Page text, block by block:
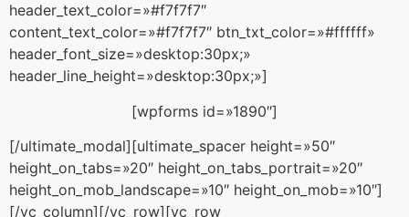
header_text_color=»#f7f7f7″
content_text_color=»#f7f7f7″ btn_txt_color=»#ffffff»
header_font_size=»desktop:30px;»
header_line_height=»desktop:30px;»]
[wpforms id=»1890″]
[/ultimate_modal][ultimate_spacer height=»50″
height_on_tabs=»20″ height_on_tabs_portrait=»20″
height_on_mob_landscape=»10″ height_on_mob=»10″]
[/vc_column][/vc_row][vc_row